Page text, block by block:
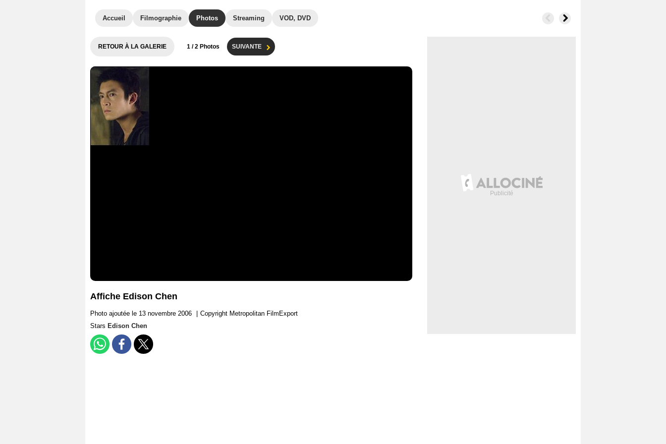
Accueil Filmographie Photos Streaming VOD, DVD
RETOUR À LA GALERIE 1 / 2 Photos SUIVANTE
Affiche Edison Chen
Photo ajoutée le 13 novembre 2006
Copyright Metropolitan FilmExport
Stars Edison Chen